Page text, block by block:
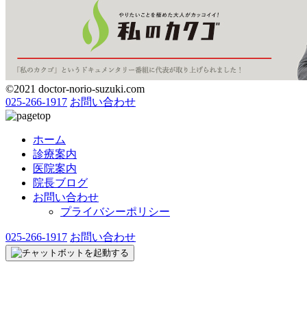
©2021 doctor-norio-suzuki.com
025-266-1917 お問い合わせ
ホーム
診療案内
医院案内
院長ブログ
お問い合わせ
プライバシーポリシー
025-266-1917 お問い合わせ